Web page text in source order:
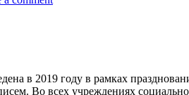
в 2019 году в рамках
Во всех учреждениях